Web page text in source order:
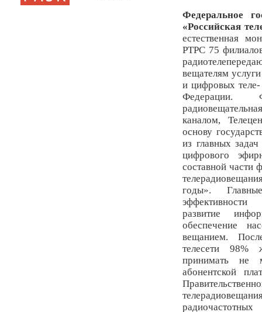
Федеральное
«Российская
естественная
РТРС 75
вещателям
и цифровых
Федерации.
каналом,
основу
из главных
цифрового
составной части
годы».
эффективности
развитие
обеспечение
вещанием.
телесети 98%
принимать не
абонентской